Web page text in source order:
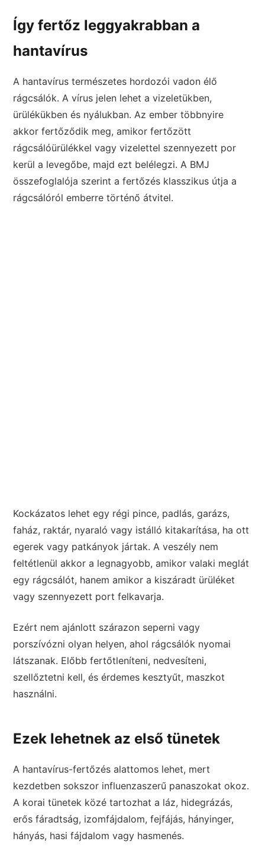
Így fertőz leggyakrabban a
hantavírus
A hantavírus természetes hordozói vadon élő
rágcsálók. A vírus jelen lehet a vizeletükben,
ürülékükben és nyálukban. Az ember többnyire
akkor fertőződik meg, amikor fertőzött
rágcsálóürülékkel vagy vizelettel szennyezett por
kerül a levegőbe, majd ezt belélegzi. A BMJ
összefoglalója szerint a fertőzés klasszikus útja a
rágcsálóról emberre történő átvitel.
Kockázatos lehet egy régi pince, padlás, garázs,
faház, raktár, nyaraló vagy istálló kitakarítása, ha ott
egerek vagy patkányok jártak. A veszély nem
feltétlenül akkor a legnagyobb, amikor valaki meglát
egy rágcsálót, hanem amikor a kiszáradt ürüléket
vagy szennyezett port felkavarja.
Ezért nem ajánlott szárazon seperni vagy
porszívózni olyan helyen, ahol rágcsálók nyomai
látszanak. Előbb fertőtleníteni, nedvesíteni,
szellőztetni kell, és érdemes kesztyűt, maszkot
használni.
Ezek lehetnek az első tünetek
A hantavírus-fertőzés alattomos lehet, mert
kezdetben sokszor influenzaszerű panaszokat okoz.
A korai tünetek közé tartozhat a láz, hidegrázás,
erős fáradtság, izomfájdalom, fejfájás, hányinger,
hányás, hasi fájdalom vagy hasmenés.